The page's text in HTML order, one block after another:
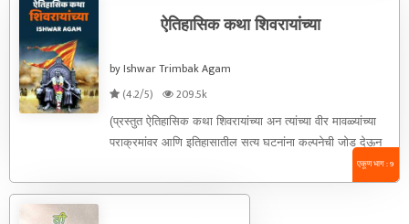
ऐतिहासिक कथा शिवरायांच्या
by Ishwar Trimbak Agam
(4.2/5)
209.5k
(प्रस्तुत ऐतिहासिक कथा शिवरायांच्या अन त्यांच्या वीर मावळ्यांच्या
पराक्रमांवर आणि इतिहासातील सत्य घटनांना कल्पनेची जोड देऊन
एकूण भाग : 9